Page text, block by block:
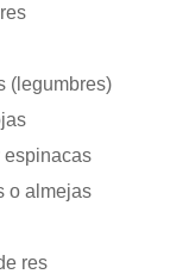
(legumbres)
espinacas
o almejas
res